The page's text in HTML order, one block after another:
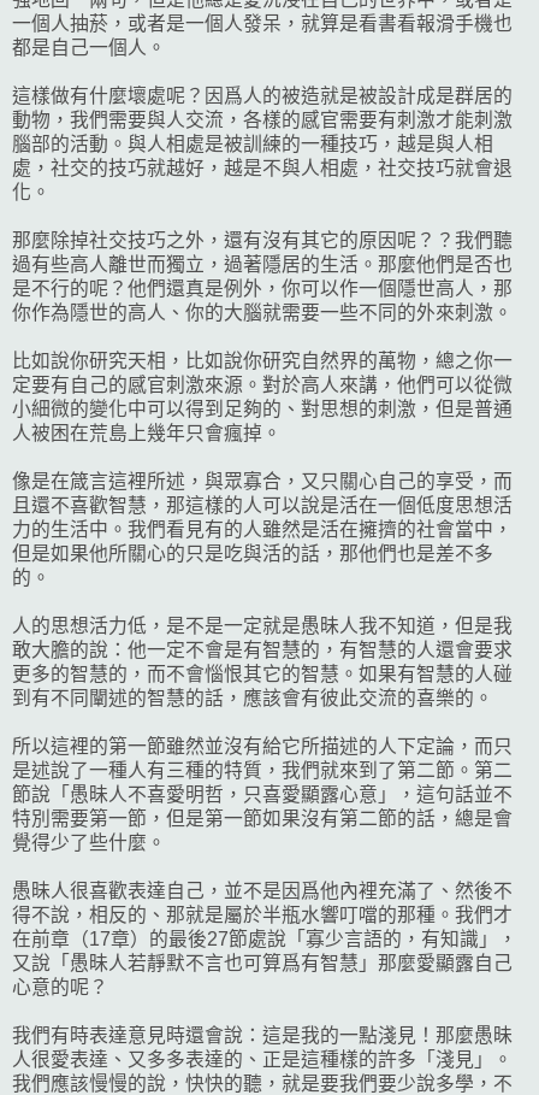
一個人抽菸，或者是一個人發呆，就算是看書看報滑手機也
都是自己一個人。
這樣做有什麼壞處呢？因爲人的被造就是被設計成是群居的
動物，我們需要與人交流，各樣的感官需要有刺激才能刺激
腦部的活動。與人相處是被訓練的一種技巧，越是與人相
處，社交的技巧就越好，越是不與人相處，社交技巧就會退
化。
那麼除掉社交技巧之外，還有沒有其它的原因呢？？我們聽
過有些高人離世而獨立，過著隱居的生活。那麼他們是否也
是不行的呢？他們還真是例外，你可以作一個隱世高人，那
你作為隱世的高人、你的大腦就需要一些不同的外來刺激。
比如說你研究天相，比如說你研究自然界的萬物，總之你一
定要有自己的感官刺激來源。對於高人來講，他們可以從微
小細微的變化中可以得到足夠的、對思想的刺激，但是普通
人被困在荒島上幾年只會瘋掉。
像是在箴言這裡所述，與眾寡合，又只關心自己的享受，而
且還不喜歡智慧，那這樣的人可以說是活在一個低度思想活
力的生活中。我們看見有的人雖然是活在擁擠的社會當中，
但是如果他所關心的只是吃與活的話，那他們也是差不多
的。
人的思想活力低，是不是一定就是愚昧人我不知道，但是我
敢大膽的說：他一定不會是有智慧的，有智慧的人還會要求
更多的智慧的，而不會惱恨其它的智慧。如果有智慧的人碰
到有不同闡述的智慧的話，應該會有彼此交流的喜樂的。
所以這裡的第一節雖然並沒有給它所描述的人下定論，而只
是述說了一種人有三種的特質，我們就來到了第二節。第二
節說「愚昧人不喜愛明哲，只喜愛顯露心意」，這句話並不
特別需要第一節，但是第一節如果沒有第二節的話，總是會
覺得少了些什麼。
愚昧人很喜歡表達自己，並不是因爲他內裡充滿了、然後不
得不說，相反的、那就是屬於半瓶水響叮噹的那種。我們才
在前章（17章）的最後27節處說「寡少言語的，有知識」，
又說「愚昧人若靜默不言也可算爲有智慧」那麼愛顯露自己
心意的呢？
我們有時表達意見時還會說：這是我的一點淺見！那麼愚昧
人很愛表達、又多多表達的、正是這種樣的許多「淺見」。
我們應該慢慢的說，快快的聽，就是要我們要少說多學，不